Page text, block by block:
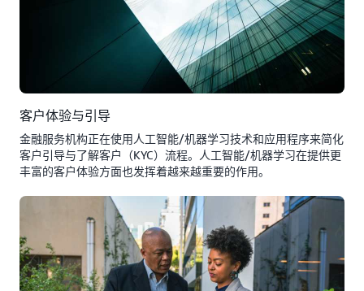
客户体验与引导
金融服务机构正在使用人工智能/机器学习技术和应用程序来简化
客户引导与了解客户（KYC）流程。人工智能/机器学习在提供更
丰富的客户体验方面也发挥着越来越重要的作用。